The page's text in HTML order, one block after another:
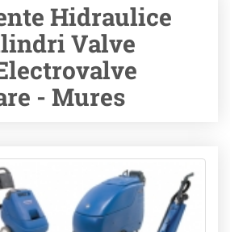
Hidraulice
Valve
- Mures